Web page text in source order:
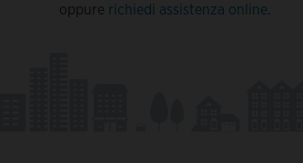
oppure richiedi assistenza online.